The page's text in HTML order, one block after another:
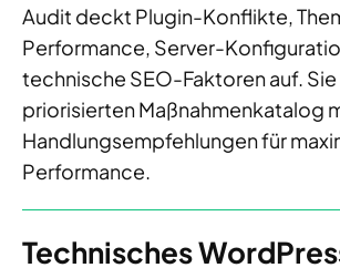
Audit deckt Plugin-Konflikte,
Performance, Server-
technische SEO-Faktoren auf.
priorisierten Maßnahmenkatalog
Handlungsempfehlungen für
Performance.
Technisches